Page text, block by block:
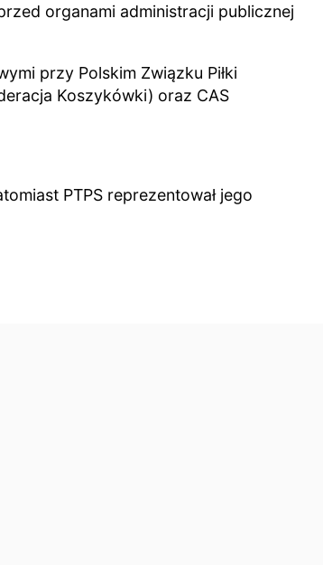
organami administracji publicznej
przy Polskim Związku Piłki
Koszykówki) oraz CAS
PTPS reprezentował jego